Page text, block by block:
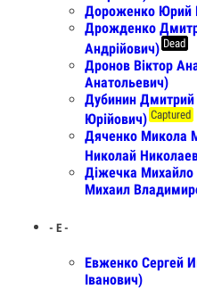
Дороженко Юрий
Дрожденко
Андрійович) Dead
Дронов Віктор
Анатольевич)
Дубинин
Юрійович) Captured
Дяченко Микола
Николай
Діжечка
Михаил
- Е -
Евженко Сергей
Іванович)